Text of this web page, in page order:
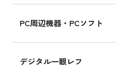
PC周辺機器・PCソフト
デジタル一眼レフ
MK2K3J/Aの新品買